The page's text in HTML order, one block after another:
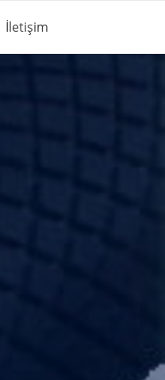
İletişim